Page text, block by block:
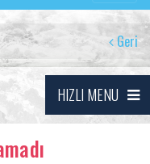
Geri
HIZLI MENU